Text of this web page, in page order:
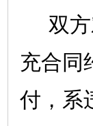
双
充合同
付，系